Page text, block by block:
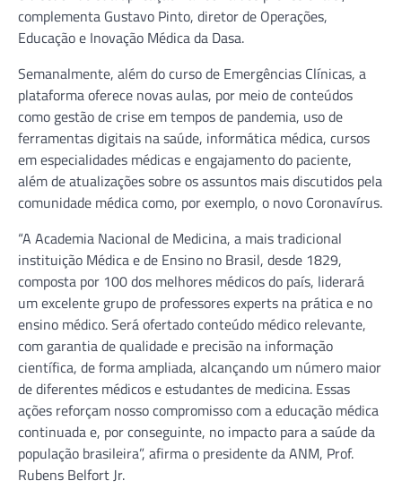
complementa Gustavo Pinto, diretor de Operações,
Educação e Inovação Médica da Dasa.
Semanalmente, além do curso de Emergências Clínicas, a
plataforma oferece novas aulas, por meio de conteúdos
como gestão de crise em tempos de pandemia, uso de
ferramentas digitais na saúde, informática médica, cursos
em especialidades médicas e engajamento do paciente,
além de atualizações sobre os assuntos mais discutidos pela
comunidade médica como, por exemplo, o novo Coronavírus.
“A Academia Nacional de Medicina, a mais tradicional
instituição Médica e de Ensino no Brasil, desde 1829,
composta por 100 dos melhores médicos do país, liderará
um excelente grupo de professores experts na prática e no
ensino médico. Será ofertado conteúdo médico relevante,
com garantia de qualidade e precisão na informação
científica, de forma ampliada, alcançando um número maior
de diferentes médicos e estudantes de medicina. Essas
ações reforçam nosso compromisso com a educação médica
continuada e, por conseguinte, no impacto para a saúde da
população brasileira”, afirma o presidente da ANM, Prof.
Rubens Belfort Jr.